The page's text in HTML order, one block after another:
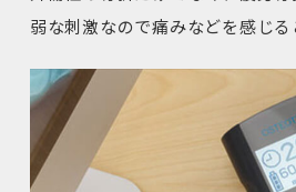
弱な刺激なので痛みなどを感じる